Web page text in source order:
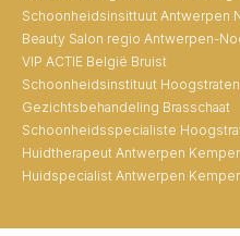
Schoonheidsinsittuut Antwerpen
Beauty Salon regio Antwerpen-
VIP ACTIE België Bruist
Schoonheidsinstituut Hoogstraten
Gezichtsbehandeling Brasschaat
Schoonheidsspecialiste
Huidtherapeut Antwerpen
Huidspecialist Antwerpen